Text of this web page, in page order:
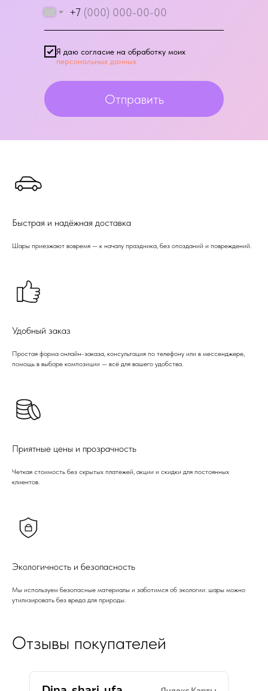
+7
Я даю согласие на обработку моих
персональных данных
Отправить
Быстрая и надёжная доставка
Шары приезжают вовремя — к началу праздника, без опозданий и повреждений.
Удобный заказ
Простая форма онлайн-заказа, консультация по телефону или в мессенджере,
помощь в выборе композиции — всё для вашего удобства.
Приятные цены и прозрачность
Четкая стоимость без скрытых платежей, акции и скидки для постоянных
клиентов.
Экологичность и безопасность
Мы используем безопасные материалы и заботимся об экологии: шары можно
утилизировать без вреда для природы.
Отзывы покупателей